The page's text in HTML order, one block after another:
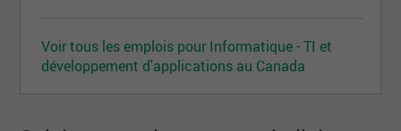
Voir tous les emplois pour Informatique - TI et
développement d'applications au Canada